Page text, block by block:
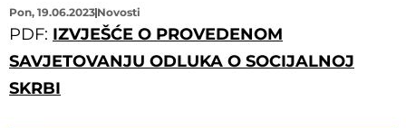
Pon, 19.06.2023 Novosti
PDF: IZVJEŠĆE O PROVEDENOM
SAVJETOVANJU ODLUKA O SOCIJALNOJ
SKRBI